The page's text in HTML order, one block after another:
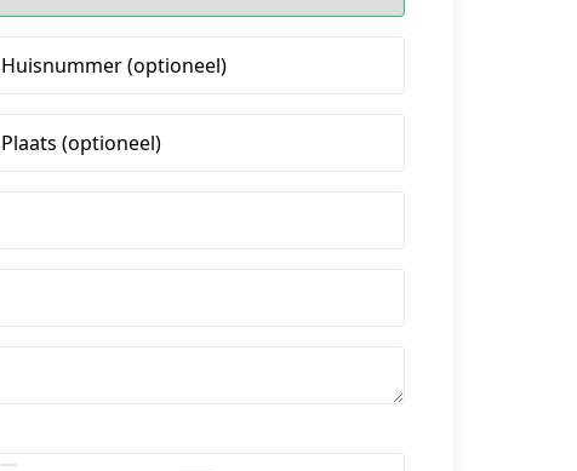
Huisnummer (optioneel)
Plaats (optioneel)